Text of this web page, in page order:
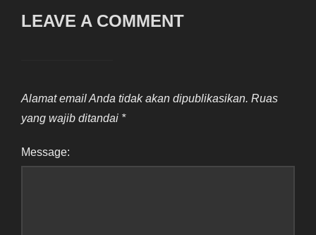
LEAVE A COMMENT
Alamat email Anda tidak akan dipublikasikan. Ruas
yang wajib ditandai *
Message: